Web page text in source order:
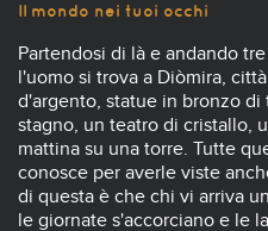
Il mondo nei tuoi occhi
Partendosi di là e andando
l'uomo si trova a Diòmira,
d'argento, statue in bronzo
stagno, un teatro di cristallo,
mattina su una torre. Tutte
conosce per averle viste
di questa è che chi vi arriva
le giornate s'accorciano e le